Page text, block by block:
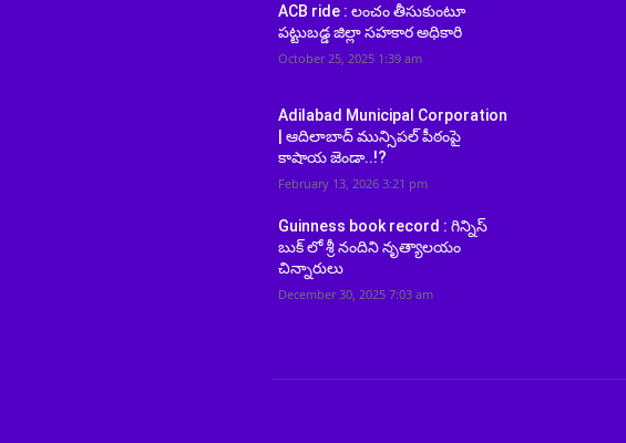
ACB ride : లంచం తీసుకుంటూ
పట్టుబడ్డ జిల్లా సహకార అధికారి
October 25, 2025 1:39 am
Adilabad Municipal Corporation
| ఆదిలాబాద్‌ మున్సిపల్ పీఠంపై
కాషాయ జెండా..!?
February 13, 2026 3:21 pm
Guinness book record : గిన్నిస్
బుక్ లో శ్రీ నందిని నృత్యాలయం
చిన్నారులు
December 30, 2025 7:03 am